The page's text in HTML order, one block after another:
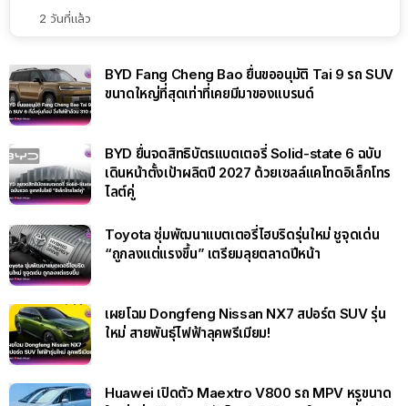
2 วันที่แล้ว
BYD Fang Cheng Bao ยื่นขออนุมัติ Tai 9 รถ SUV
ขนาดใหญ่ที่สุดเท่าที่เคยมีมาของแบรนด์
BYD ยื่นจดสิทธิบัตรแบตเตอรี่ Solid-state 6 ฉบับ
เดินหน้าตั้งเป้าผลิตปี 2027 ด้วยเซลล์แคโทดอิเล็กโทร
ไลต์คู่
Toyota ซุ่มพัฒนาแบตเตอรี่ไฮบริดรุ่นใหม่ ชูจุดเด่น
“ถูกลงแต่แรงขึ้น” เตรียมลุยตลาดปีหน้า
เผยโฉม Dongfeng Nissan NX7 สปอร์ต SUV รุ่น
ใหม่ สายพันธุ์ไฟฟ้าลุคพรีเมียม!
Huawei เปิดตัว Maextro V800 รถ MPV หรูขนาด